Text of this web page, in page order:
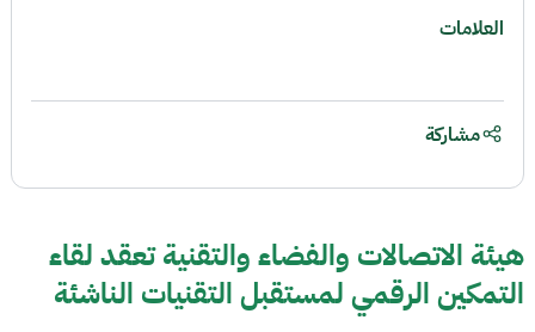
هيئة الاتصالات والفضاء والتقنية تعقد لقاء
التمكين الرقمي لمستقبل التقنيات الناشئة
العلامات
مشاركة